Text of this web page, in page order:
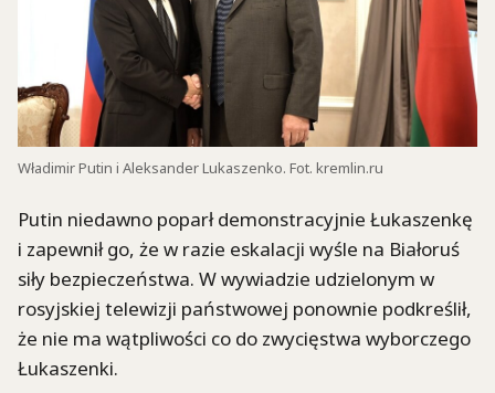
Władimir Putin i Aleksander Lukaszenko. Fot. kremlin.ru
Putin niedawno poparł demonstracyjnie Łukaszenkę
i zapewnił go, że w razie eskalacji wyśle na Białoruś
siły bezpieczeństwa. W wywiadzie udzielonym w
rosyjskiej telewizji państwowej ponownie podkreślił,
że nie ma wątpliwości co do zwycięstwa wyborczego
Łukaszenki.